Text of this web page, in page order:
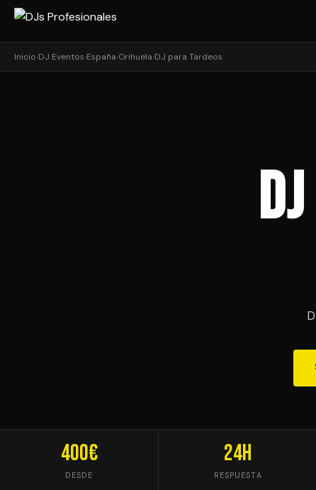
Inicio›DJ Eventos›España›Orihuela›DJ para Tardeos
400€
DESDE
24h
RESPUESTA